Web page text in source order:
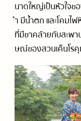
นาดใหญ่เป็นหัวใจข
ำ มีน้ำตก และโคมไ
ที่มีขาคล้ายกับสะพ
ษณ์ของสวนเค็นโรคุ